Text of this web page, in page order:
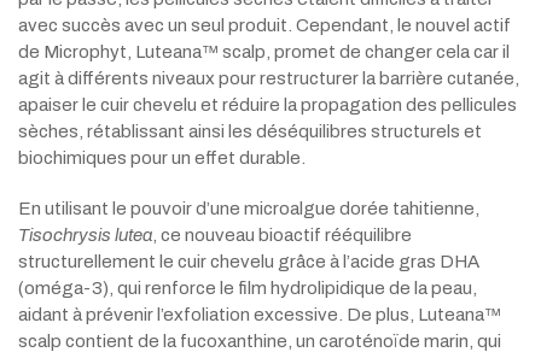
avec succès avec un seul produit. Cependant, le nouvel actif
de Microphyt, Luteana™ scalp, promet de changer cela car il
agit à différents niveaux pour restructurer la barrière cutanée,
apaiser le cuir chevelu et réduire la propagation des pellicules
sèches, rétablissant ainsi les déséquilibres structurels et
biochimiques pour un effet durable.
En utilisant le pouvoir d’une microalgue dorée tahitienne,
Tisochrysis lutea , ce nouveau bioactif rééquilibre
structurellement le cuir chevelu grâce à l’acide gras DHA
(oméga-3), qui renforce le film hydrolipidique de la peau,
aidant à prévenir l’exfoliation excessive. De plus, Luteana™
scalp contient de la fucoxanthine, un caroténoïde marin, qui